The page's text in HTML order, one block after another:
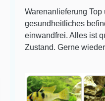
Top und die
befinden der
Alles ist quick
Gerne wieder 😃